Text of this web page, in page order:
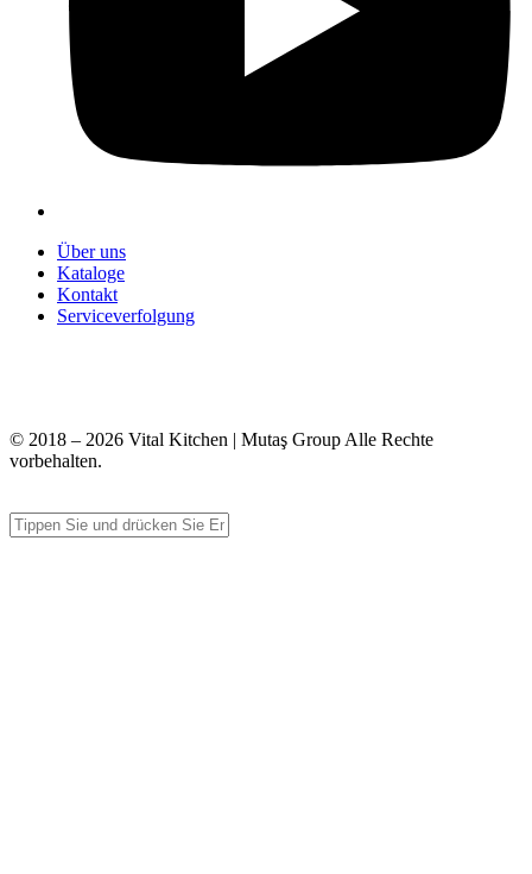
Über uns
Kataloge
Kontakt
Serviceverfolgung
© 2018 – 2026 Vital Kitchen | Mutaş Group Alle Rechte
vorbehalten.